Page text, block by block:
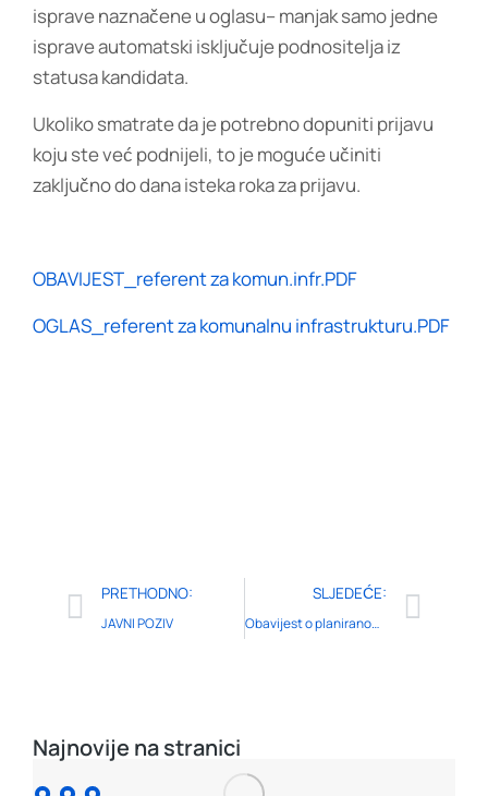
isprave naznačene u oglasu– manjak samo jedne
isprave automatski isključuje podnositelja iz
statusa kandidata.
Ukoliko smatrate da je potrebno dopuniti prijavu
koju ste već podnijeli, to je moguće učiniti
zaključno do dana isteka roka za prijavu.
OBAVIJEST_referent za komun.infr.PDF
OGLAS_referent za komunalnu infrastrukturu.PDF
PRETHODNO:
JAVNI POZIV
SLJEDEĆE:
Obavijest o planiranom prekidu isporuke električne energije 11.09.2019.
Najnovije na stranici